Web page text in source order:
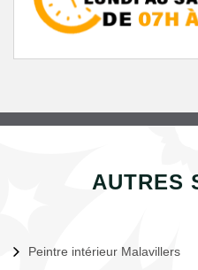
AUTRES
Peintre intérieur Malavillers